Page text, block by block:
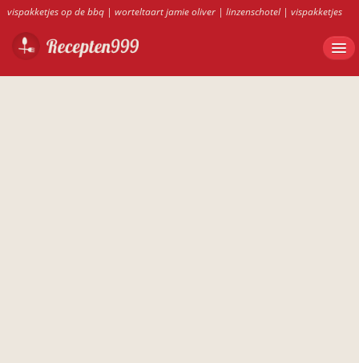
vispakketjes op de bbq| worteltaart jamie oliver| linzenschotel| vispakketjes
bbq|tomatenchutney ah | worteltaart recept jamie oliver tomatenchutney|
ovenschotels recepten ah